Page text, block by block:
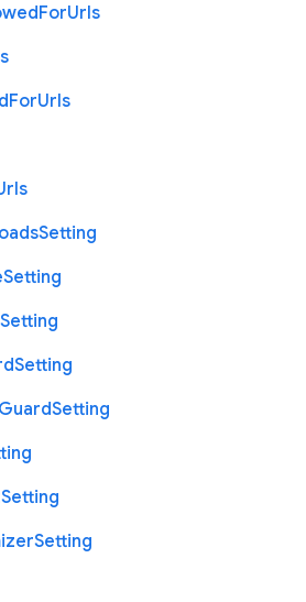
ForUrls
ForUrls
Setting
Setting
Setting
Setting
GuardSetting
Setting
Setting